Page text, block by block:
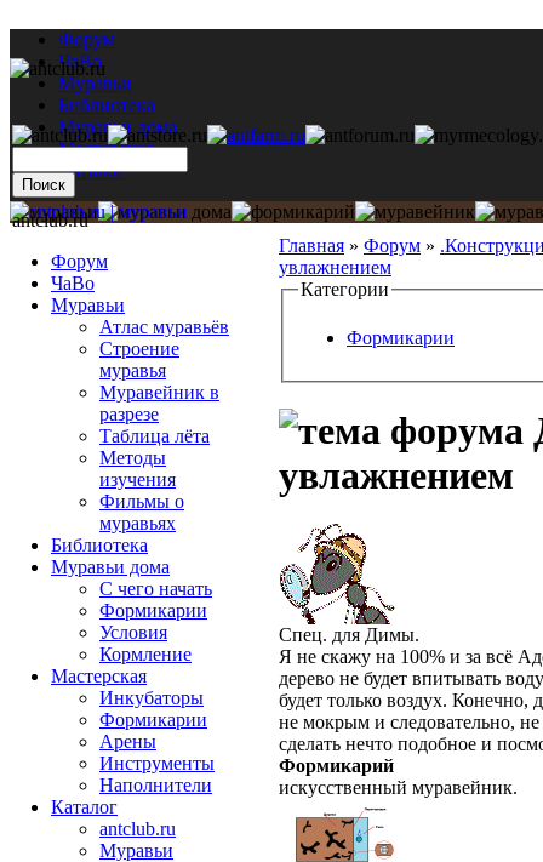
Форум
ЧаВо
Муравьи
Библиотека
Муравьи дома
Мастерская
Каталог
Главная » Форум »
увлажнением
Категории
Формикарии
увлажнением
Спец. для Димы.
Я не скажу на 100% и за всё
дерево не будет впитывать
будет только воздух.
не мокрым и следовательно,
сделать нечто подобное и
Формикарий
искусственный муравейник.
antclub.ru
Форум
ЧаВо
Муравьи
Атлас муравьёв
Строение
муравья
Муравейник в
разрезе
Таблица лёта
Методы
изучения
Фильмы о
муравьях
Библиотека
Муравьи дома
С чего начать
Формикарии
Условия
Кормление
Мастерская
Инкубаторы
Формикарии
Арены
Инструменты
Наполнители
Каталог
antclub.ru
Муравьи